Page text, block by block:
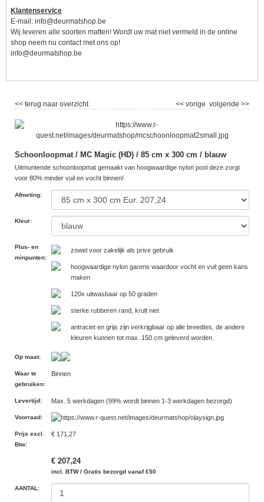
Klantenservice
E-mail: info@deurmatshop.be
Wij leveren alle soorten matten! Wordt uw mat niet vermeld in de online
shop neem nu contact met ons op!
info@deurmatshop.be
<< terug naar overzicht volgende >>
<< vorige
Schoonloopmat / MC Magic (HD) / 85 cm x 300 cm / blauw
Uitmuntende schoonloopmat gemaakt van hoogwaardige nylon pool deze zorgt
voor 80% minder vuil en vocht binnen!
Afmeting:
Kleur:
Plus- en
minpunten:
zowel voor zakelijk als prive gebruik
hoogwaardige nylon garens waardoor vocht en vuil geen kans
maken
120x uitwasbaar op 50 graden
sterke rubberen rand, krult niet
antraciet en grijs zijn verkrijgbaar op alle breedtes, de andere
kleuren kunnen tot max. 150 cm geleverd worden.
Op maat:
Waar te
gebruiken:
Binnen
Levertijd : Max. 5 werkdagen (99% wordt binnen 1-3 werkdagen bezorgd)
Voorraad :
Prijs excl.
Btw:
€ 171,27
€ 207,24
incl. BTW / Gratis bezorgd vanaf €50
AANTAL: